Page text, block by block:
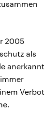
2005
als
anerkannt
Verbot